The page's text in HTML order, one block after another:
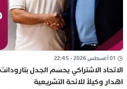
01 أغسطس 2026 - 22:45
الاتحاد الاشتراكي يحسم الجدل
اهدار وكيلاً للائحة التشريعية